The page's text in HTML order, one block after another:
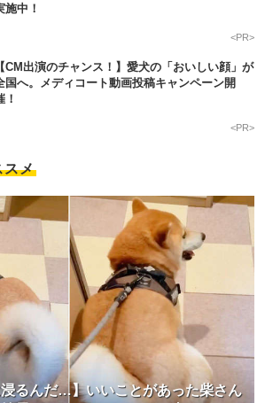
施中！
<PR>
【CM出演のチャンス！】愛犬の「おいしい顔」が
国へ。メディコート動画投稿キャンペーン開
！
<PR>
スメ
るんだ…】いいことがあった柴さん